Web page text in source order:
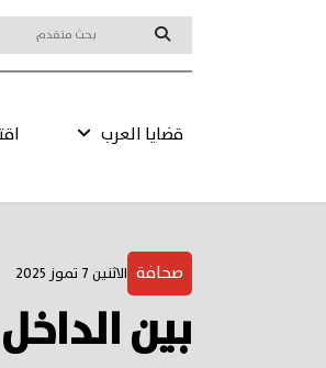
قضايا العرب
صحافة الاثنين 7 تموز 2025
بين